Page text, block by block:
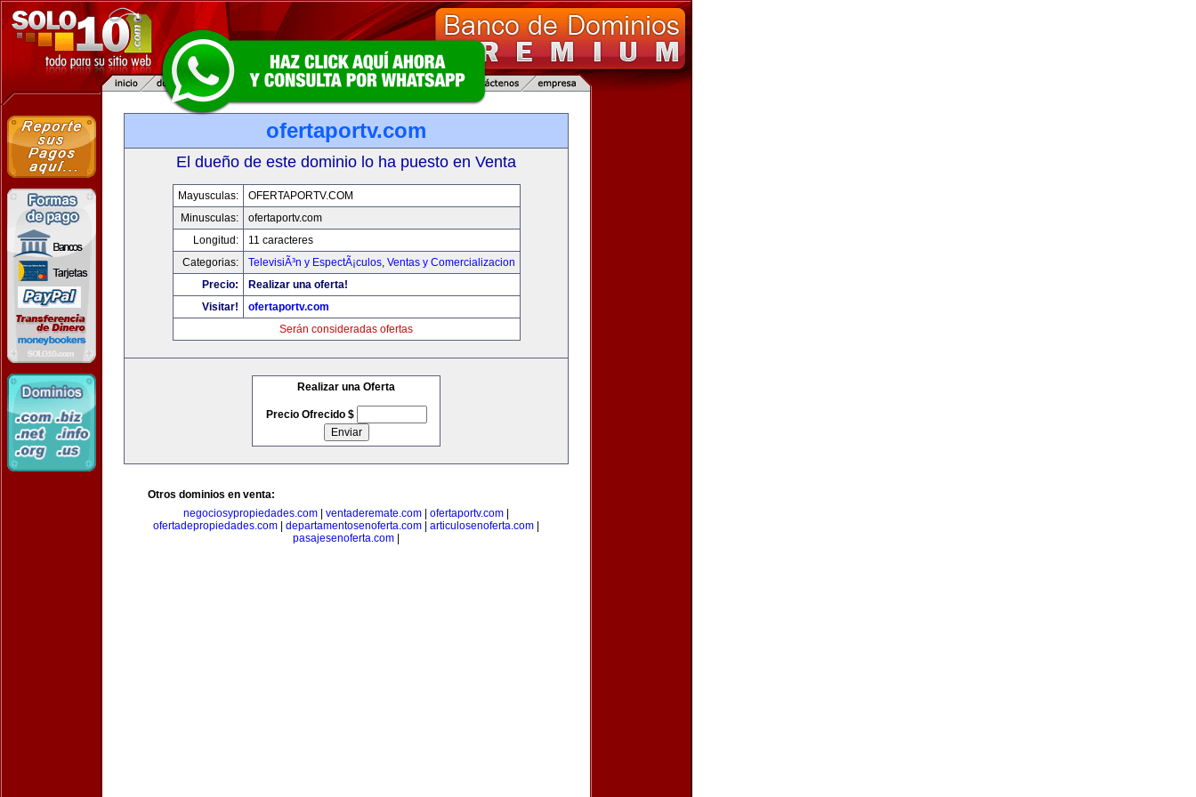
ofertaportv.com
El dueño de este dominio lo ha puesto en Venta
Mayusculas:
OFERTAPORTV.COM
Minusculas:
ofertaportv.com
Longitud:
11 caracteres
Categorias:
TelevisiÃ³n y EspectÃ¡culos, Ventas y Comercializacion
Precio:
Realizar una oferta!
Visitar!
ofertaportv.com
Serán consideradas ofertas
Realizar una Oferta
Precio Ofrecido $
Otros dominios en venta:
negociosypropiedades.com
ventaderemate.com ofertaportv.com
ofertadepropiedades.com
departamentosenoferta.com articulosenoferta.com
pasajesenoferta.com